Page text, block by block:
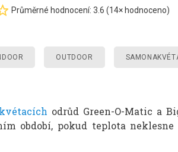
Průměrné hodnocení: 3.6 (14× hodnoceno)
OUTDOOR
odrůd Green-O-Matic a
období, pokud teplota neklesne